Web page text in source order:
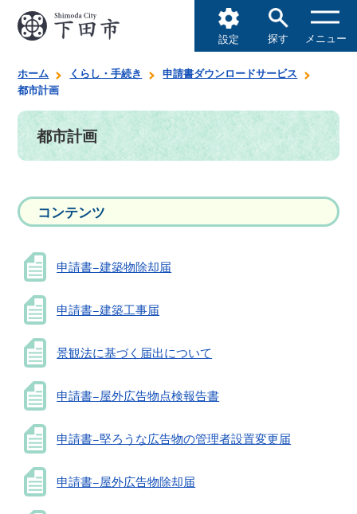
設定 探す メニュー
ホーム くらし・手続き
申請書ダウンロードサービス
都市計画
都市計画
コンテンツ
申請書−建築物除却届
申請書−建築工事届
景観法に基づく届出について
申請書−屋外広告物点検報告書
申請書−堅ろうな広告物の管理者設置変更届
申請書−屋外広告物除却届